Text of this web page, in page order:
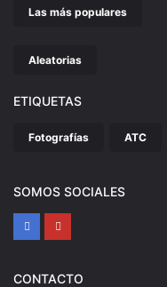
Las más populares
Aleatorias
ETIQUETAS
Fotografías ATC
SOMOS SOCIALES
CONTACTO